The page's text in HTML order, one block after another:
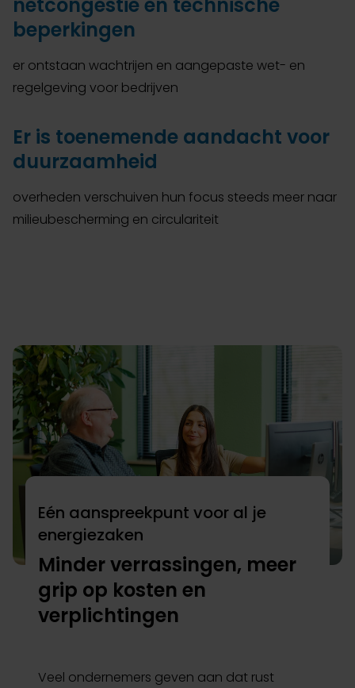
beperkingen
er ontstaan wachtrijen en aangepaste wet- en
regelgeving voor bedrijven
Er is toenemende aandacht voor
duurzaamheid
overheden verschuiven hun focus steeds meer naar
milieubescherming en circulariteit
Eén aanspreekpunt voor al je
energiezaken
Minder verrassingen, meer
grip op kosten en
verplichtingen
Veel ondernemers geven aan dat rust